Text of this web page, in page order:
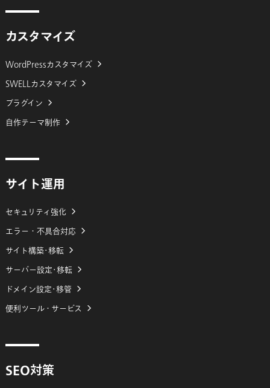
カスタマイズ
WordPressカスタマイズ
SWELLカスタマイズ
プラグイン
自作テーマ制作
サイト運用
セキュリティ強化
エラー・不具合対応
サイト構築･移転
サーバー設定･移転
ドメイン設定･移管
便利ツール・サービス
SEO対策